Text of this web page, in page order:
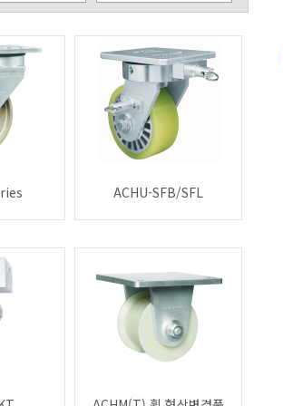
ACHU-SFB/SFL